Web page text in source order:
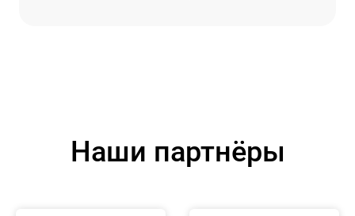
Наши партнёры